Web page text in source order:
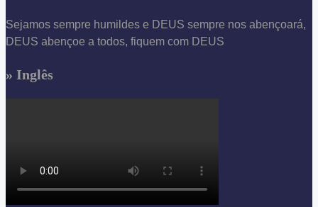
Sejamos sempre humildes e DEUS sempre nos abençoará,
DEUS abençoe a todos, fiquem com DEUS
» Inglês